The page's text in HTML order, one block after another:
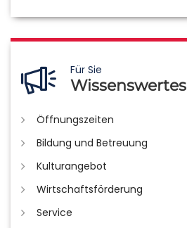
Für Sie
Wissenswertes
Öffnungszeiten
Bildung und Betreuung
Kulturangebot
Wirtschaftsförderung
Service